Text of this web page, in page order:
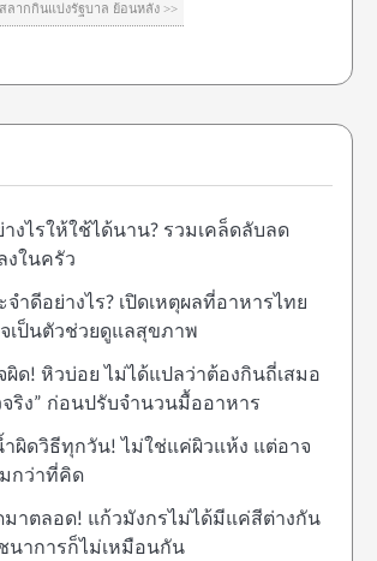
างไรให้ใช้ได้นาน? รวมเคล็ดลับลด
งในครัว
ำดีอย่างไร? เปิดเหตุผลที่อาหารไทย
เป็นตัวช่วยดูแลสุขภาพ
ผิด! หิวบ่อย ไม่ได้แปลว่าต้องกินถี่เสมอ
ริง” ก่อนปรับจำนวนมื้ออาหาร
ผิดวิธีทุกวัน! ไม่ใช่แค่ผิวแห้ง แต่อาจ
กว่าที่คิด
าตลอด! แก้วมังกรไม่ได้มีแค่สีต่างกัน
าการก็ไม่เหมือนกัน